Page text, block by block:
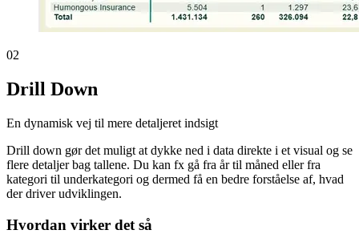
02
Drill Down
En dynamisk vej til mere detaljeret indsigt
Drill down gør det muligt at dykke ned i data direkte i et visual og se
flere detaljer bag tallene. Du kan fx gå fra år til måned eller fra
kategori til underkategori og dermed få en bedre forståelse af, hvad
der driver udviklingen.
Hvordan virker det så